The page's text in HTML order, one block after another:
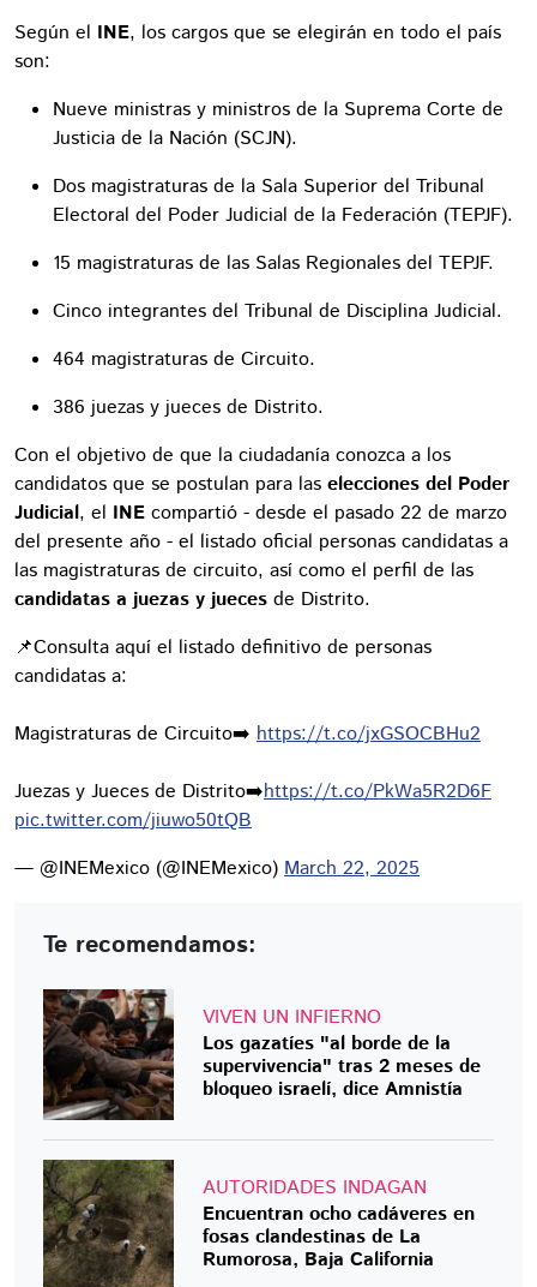
Según el INE, los cargos que se elegirán en todo el país
son:
Nueve ministras y ministros de la Suprema Corte de
Justicia de la Nación (SCJN).
Dos magistraturas de la Sala Superior del Tribunal
Electoral del Poder Judicial de la Federación (TEPJF).
15 magistraturas de las Salas Regionales del TEPJF.
Cinco integrantes del Tribunal de Disciplina Judicial.
464 magistraturas de Circuito.
386 juezas y jueces de Distrito.
Con el objetivo de que la ciudadanía conozca a los
candidatos que se postulan para las elecciones del Poder
Judicial, el INE compartió - desde el pasado 22 de marzo
del presente año - el listado oficial personas candidatas a
las magistraturas de circuito, así como el perfil de las
candidatas a juezas y jueces de Distrito.
📌Consulta aquí el listado definitivo de personas
candidatas a:
Magistraturas de Circuito➡️ https://t.co/jxGSOCBHu2
Juezas y Jueces de Distrito➡️https://t.co/PkWa5R2D6F
pic.twitter.com/jiuwo50tQB
— @INEMexico (@INEMexico) March 22, 2025
Te recomendamos:
VIVEN UN INFIERNO
Los gazatíes "al borde de la
supervivencia" tras 2 meses de
bloqueo israelí, dice Amnistía
AUTORIDADES INDAGAN
Encuentran ocho cadáveres en
fosas clandestinas de La
Rumorosa, Baja California